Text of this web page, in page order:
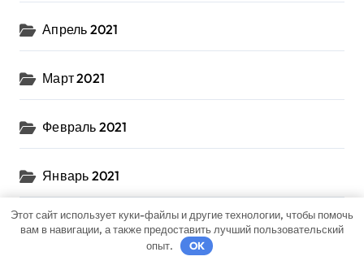
Апрель 2021
Март 2021
Февраль 2021
Январь 2021
Декабрь 2020
Этот сайт использует куки-файлы и другие технологии, чтобы помочь
вам в навигации, а также предоставить лучший пользовательский
опыт.
OK